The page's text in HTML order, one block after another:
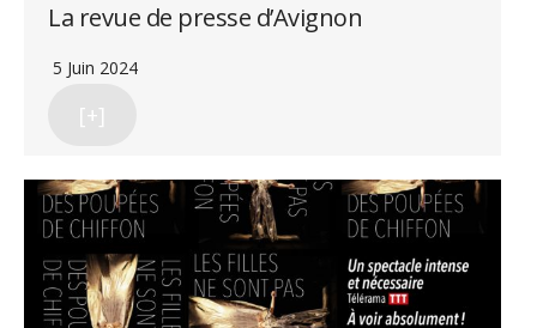
La revue de presse d’Avignon
5 Juin 2024
[+]